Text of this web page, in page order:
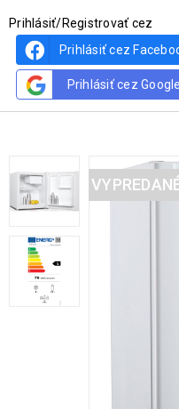
Prihlásiť/Registrovať cez
Prihlásiť cez
Prihlásiť cez Google